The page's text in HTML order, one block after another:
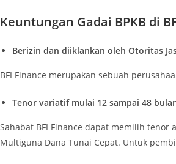
Keuntungan Gadai BPKB di
Berizin dan diiklankan oleh Otoritas
BFI Finance merupakan sebuah
Tenor variatif mulai 12 sampai 48
Sahabat BFI Finance dapat memilih
Multiguna Dana Tunai Cepat. Untuk